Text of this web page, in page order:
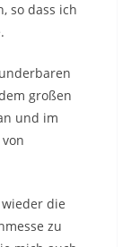
so dass ich
großen
und im
die
zu